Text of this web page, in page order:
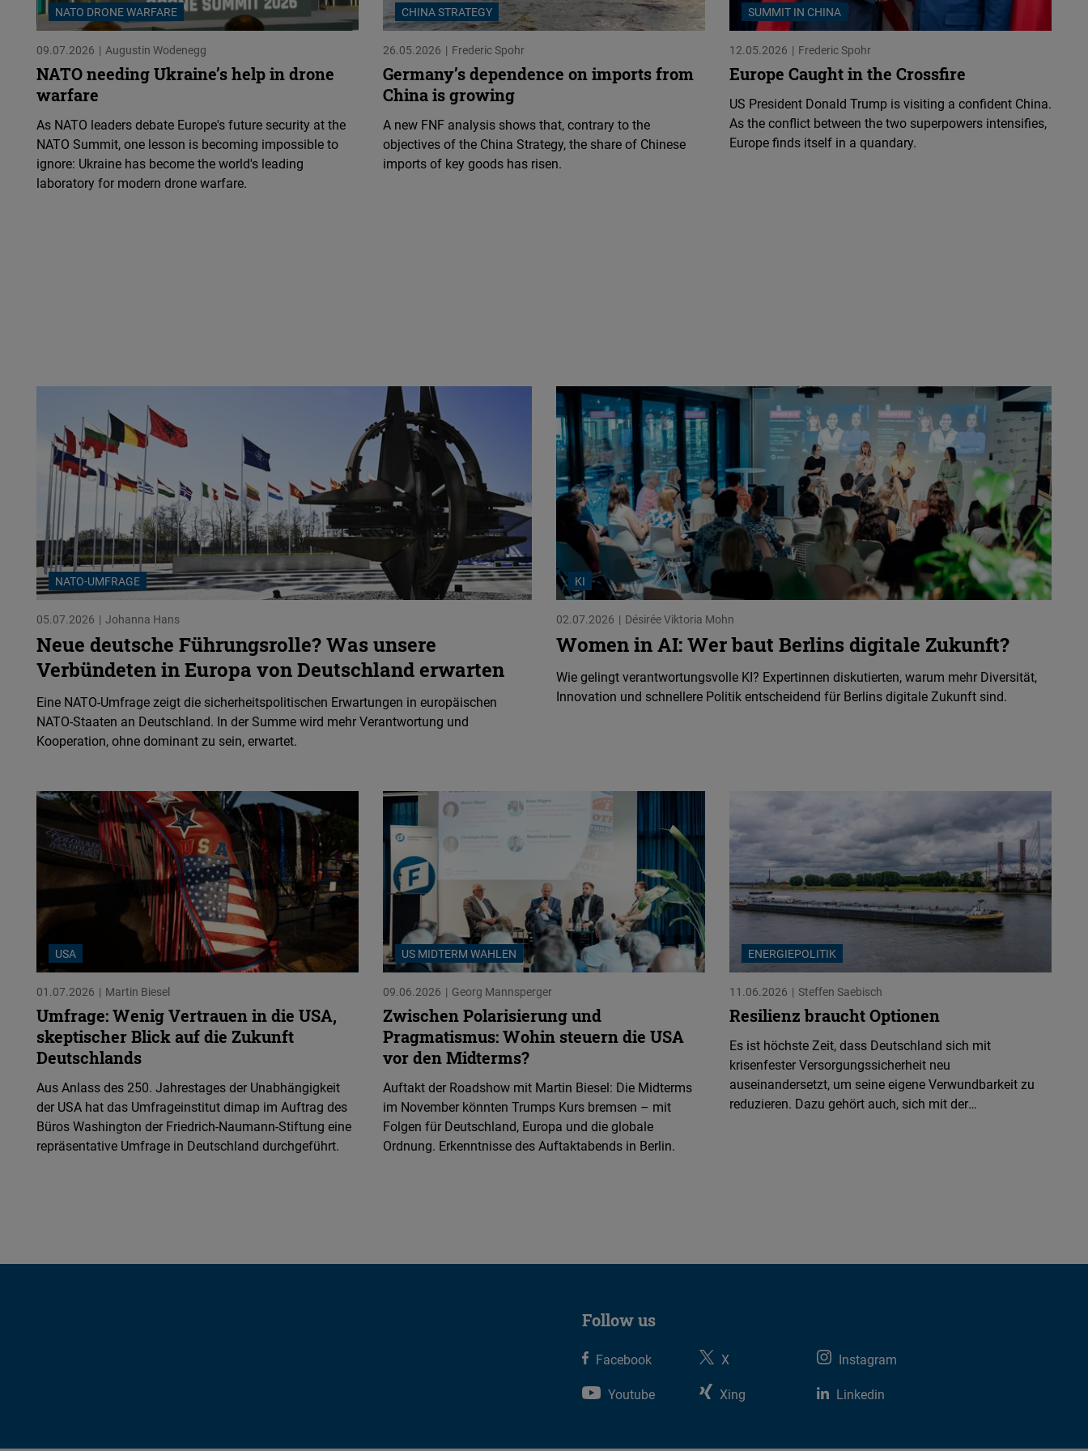
NATO DRONE WARFARE
09.07.2026 Augustin Wodenegg
NATO needing Ukraine’s help in drone
warfare
As NATO leaders debate Europe's future security at the
NATO Summit, one lesson is becoming impossible to
ignore: Ukraine has become the world's leading
laboratory for modern drone warfare.
CHINA STRATEGY
26.05.2026 Frederic Spohr
Germany’s dependence on imports from
China is growing
A new FNF analysis shows that, contrary to the
objectives of the China Strategy, the share of Chinese
imports of key goods has risen.
SUMMIT IN CHINA
12.05.2026 Frederic Spohr
Europe Caught in the Crossfire
US President Donald Trump is visiting a confident China.
As the conflict between the two superpowers intensifies,
Europe finds itself in a quandary.
NATO-UMFRAGE
05.07.2026 Johanna Hans
Neue deutsche Führungsrolle? Was unsere
Verbündeten in Europa von Deutschland erwarten
Eine NATO-Umfrage zeigt die sicherheitspolitischen Erwartungen in europäischen
NATO-Staaten an Deutschland. In der Summe wird mehr Verantwortung und
Kooperation, ohne dominant zu sein, erwartet.
KI
02.07.2026 Désirée Viktoria Mohn
Women in AI: Wer baut Berlins digitale Zukunft?
Wie gelingt verantwortungsvolle KI? Expertinnen diskutierten, warum mehr Diversität,
Innovation und schnellere Politik entscheidend für Berlins digitale Zukunft sind.
USA
01.07.2026 Martin Biesel
Umfrage: Wenig Vertrauen in die USA,
skeptischer Blick auf die Zukunft
Deutschlands
Aus Anlass des 250. Jahrestages der Unabhängigkeit
der USA hat das Umfrageinstitut dimap im Auftrag des
Büros Washington der Friedrich-Naumann-Stiftung eine
repräsentative Umfrage in Deutschland durchgeführt.
US MIDTERM WAHLEN
09.06.2026 Georg Mannsperger
Zwischen Polarisierung und
Pragmatismus: Wohin steuern die USA
vor den Midterms?
Auftakt der Roadshow mit Martin Biesel: Die Midterms
im November könnten Trumps Kurs bremsen – mit
Folgen für Deutschland, Europa und die globale
Ordnung. Erkenntnisse des Auftaktabends in Berlin.
ENERGIEPOLITIK
11.06.2026 Steffen Saebisch
Resilienz braucht Optionen
Es ist höchste Zeit, dass Deutschland sich mit
krisenfester Versorgungssicherheit neu
auseinandersetzt, um seine eigene Verwundbarkeit zu
reduzieren. Dazu gehört auch, sich mit der
Follow us
Facebook X
Instagram
Youtube
Xing Linkedin
Flickr
Embed
Newsletter2go
Podigee